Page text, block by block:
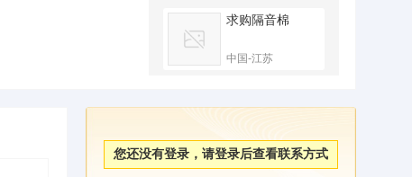
求购隔音棉
中国-江苏
您还没有登录，请登录后查看联系方式